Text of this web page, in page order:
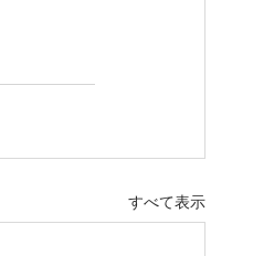
すべて表示